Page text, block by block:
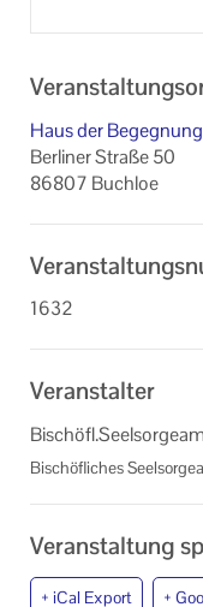
Haus der Begegnung
Berliner Straße 50
86807 Buchloe
1632
Veranstalter
Bischöfliches
Veranstaltung
+ iCal Export +